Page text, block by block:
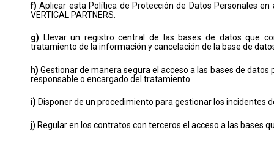
f) Aplicar esta Política de Protección de Datos Personales
VERTICAL PARTNERS.
g) Llevar un registro central de las bases de datos que
tratamiento de la información y cancelación de la base de
h) Gestionar de manera segura el acceso a las bases de
responsable o encargado del tratamiento.
i) Disponer de un procedimiento para gestionar los incidentes
j) Regular en los contratos con terceros el acceso a las bases